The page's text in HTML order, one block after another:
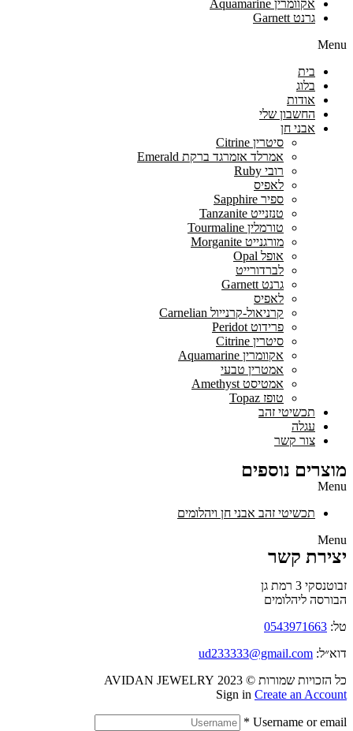
אקוומרין Aquamarine
גרנט Garnett
Menu
בית
בלוג
אודות
החשבון שלי
אבני חן
סיטרין Citrine
אמרלד אזמרגד ברקת Emerald
רובי Ruby
לאפיס
ספיר Sapphire
טנזנייט Tanzanite
טורמלין Tourmaline
מורגנייט Morganite
אופל Opal
לברדורייט
גרנט Garnett
לאפיס
קרניאול-קרנייול Carnelian
פרידוט Peridot
סיטרין Citrine
אקוומרין Aquamarine
אמטרין טבעי
אמטיסט Amethyst
טופז Topaz
תכשיטי זהב
עגלה
צור קשר
מוצרים נוספים
Menu
תכשיטי זהב אבני חן ויהלומים
Menu
יצירת קשר
זבוטנסקי 3 רמת גן
הבורסה ליהלומים
טל: 0543971663
דוא״ל: ud233333@gmail.com
כל הזכויות שמורות © 2023 AVIDAN JEWELRY
Sign in Create an Account
Username or email
*